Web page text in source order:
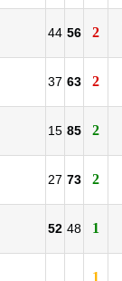
44 56 2
37 63 2
15 85 2
27 73 2
52 48 1
1